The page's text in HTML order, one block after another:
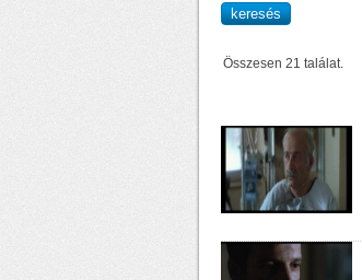
Összesen 21 találat.